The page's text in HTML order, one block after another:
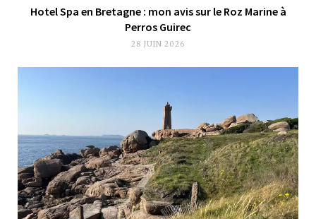
Hotel Spa en Bretagne : mon avis sur le Roz Marine à
Perros Guirec
28 JUIN 2026